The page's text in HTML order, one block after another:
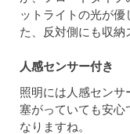
ットライトの光が優
た、反対側にも収納
人感センサー付き
照明には人感セン
塞がっていても安心
なりますね。